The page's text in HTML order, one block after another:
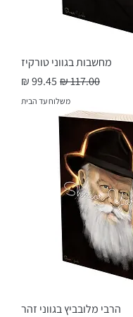
מחשבות בגווני טורקיז
מחיר רגיל מחיר מבצע
משלוח עד הבית
הרבי מלובביץ בגווני זהר